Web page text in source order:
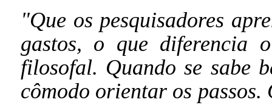
"Que os pesquisadores
gastos, o que diferencia
filosofal. Quando se sabe
cômodo orientar os passos.